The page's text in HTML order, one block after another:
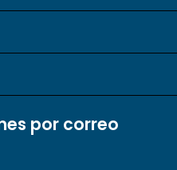
por correo